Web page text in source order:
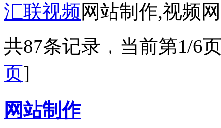
汇联视频网站制作,视频
共87条记录，当前第1/6
页]
网站制作